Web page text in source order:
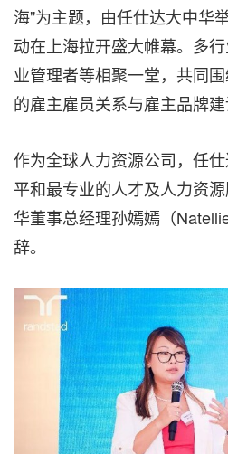
海"为主题，由任仕达大中华
动在上海拉开盛大帷幕。多
业管理者等相聚一堂，共同
的雇主雇员关系与雇主品牌建
作为全球人力资源公司，任
平和最专业的人才及人力资
华董事总经理孙嫣嫣（
辞。